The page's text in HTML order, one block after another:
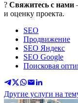
? Свяжитесь с нами
и оценку проекта.
SEO
Продвижение
SEO Яндекс
SEO Google
Поисковая
Другие услуги на